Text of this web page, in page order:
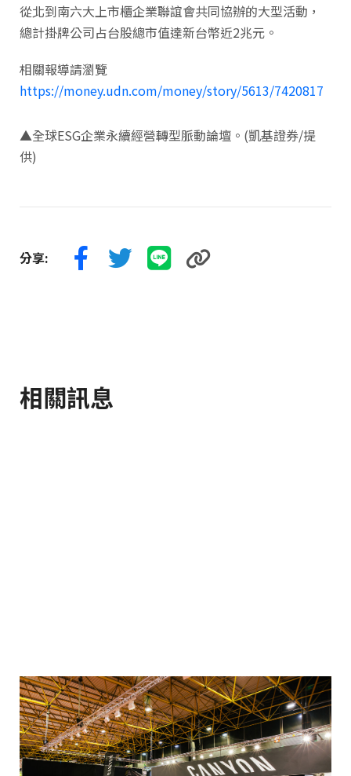
從北到南六大上市櫃企業聯誼會共同協辦的大型活動，
總計掛牌公司占台股總市值達新台幣近2兆元。
相關報導請瀏覽
https://money.udn.com/money/story/5613/7420817
▲全球ESG企業永續經營轉型脈動論壇。(凱基證券/提
供)
分享:
相關訊息